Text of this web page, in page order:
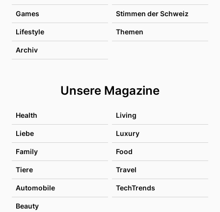
Games Stimmen der Schweiz
Lifestyle Themen
Archiv
Unsere Magazine
Health Living
Liebe Luxury
Family Food
Tiere Travel
Automobile TechTrends
Beauty